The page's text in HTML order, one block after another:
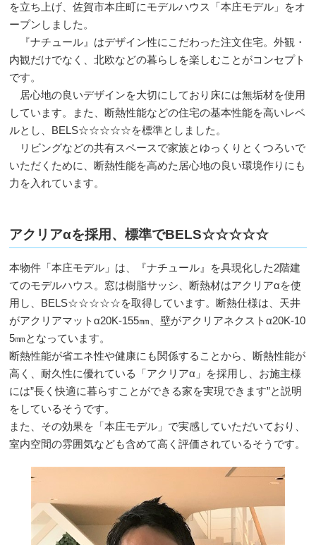
を立ち上げ、佐賀市本庄町にモデルハウス「本庄モデル」をオ
ープンしました。
『ナチュール』はデザイン性にこだわった注文住宅。外観・
内観だけでなく、北欧などの暮らしを楽しむことがコンセプト
です。
居心地の良いデザインを大切にしており床には無垢材を使用
しています。また、断熱性能などの住宅の基本性能を高いレベ
ルとし、BELS☆☆☆☆☆を標準としました。
リビングなどの共有スペースで家族とゆっくりとくつろいで
いただくために、断熱性能を高めた居心地の良い環境作りにも
力を入れています。
アクリアαを採用、標準でBELS☆☆☆☆☆
本物件「本庄モデル」は、『ナチュール』を具現化した2階建
てのモデルハウス。窓は樹脂サッシ、断熱材はアクリアαを使
用し、BELS☆☆☆☆☆を取得しています。断熱仕様は、天井
がアクリアマットα20K-155㎜、壁がアクリアネクストα20K-10
5㎜となっています。
断熱性能が省エネ性や健康にも関係することから、断熱性能が
高く、耐久性に優れている「アクリアα」を採用し、お施主様
には”長く快適に暮らすことができる家を実現できます”と説明
をしているそうです。
また、その効果を「本庄モデル」で実感していただいており、
室内空間の雰囲気なども含めて高く評価されているそうです。